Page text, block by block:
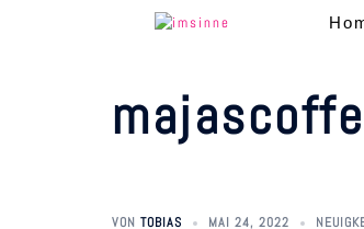
VON TOBIAS MAI 24, 2022